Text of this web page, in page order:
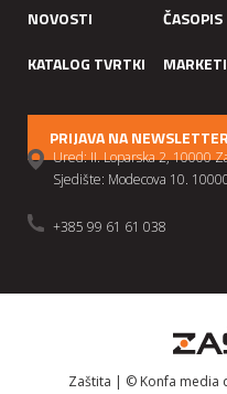
NOVOSTI ČASOPIS
KATALOG TVRTKI
PRIJAVA NA NEWSLETTER
Ured: II. Loparska 2, 10000
Sjedište: Modecova 10.
+385 99 61 61 038
Zaštita | © Konfa media